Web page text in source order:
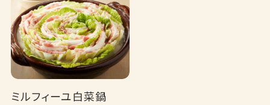
ミルフィーユ白菜鍋